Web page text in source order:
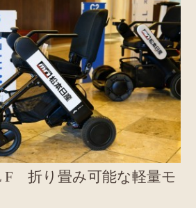
F 折り畳み可能な軽量モ